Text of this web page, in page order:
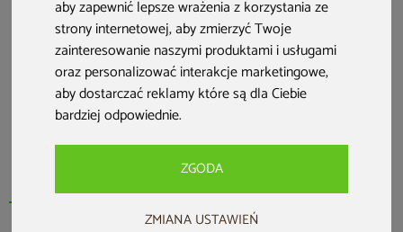
aby zapewnić lepsze wrażenia z korzystania ze
strony internetowej,aby zmierzyć Twoje
zainteresowanie naszymi produktami i usługami
oraz personalizować interakcje marketingowe,
aby dostarczać reklamy które są dla Ciebie
bardziej odpowiednie.
ZGODA
ZMIANA USTAWIEŃ